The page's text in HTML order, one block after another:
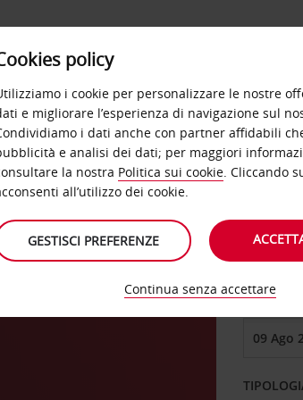
OFFERTE
DAL
policy
i cookie per personalizzare le nostre
e migliorare l’esperienza di navigazione sul
i dati anche con partner affidabili
e analisi dei dati; per maggiori
la nostra Politica sui cookie. Cliccando
all’utilizzo dei cookie.
GESTISCI PREFERENZE
Continua senza accettare